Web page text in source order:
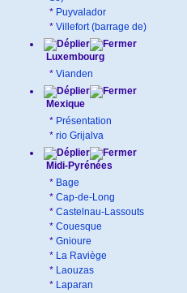
* Puyvalador
* Villefort (barrage de)
Luxembourg
* Vianden
Mexique
* Présentation
* rio Grijalva
Midi-Pyrénées
* Bage
* Cap-de-Long
* Castelnau-Lassouts
* Couesque
* Gnioure
* La Raviège
* Laouzas
* Laparan